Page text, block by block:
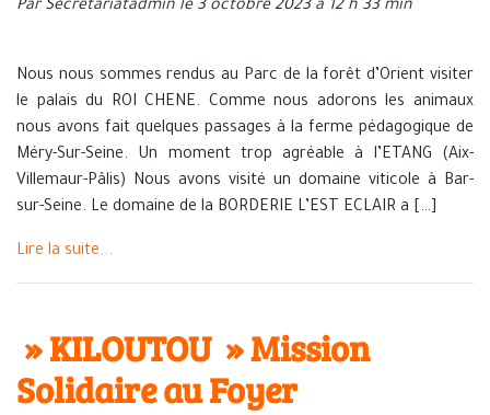
Par Secretariatadmin le 3 octobre 2023 à 12 h 33 min
Nous nous sommes rendus au Parc de la forêt d’Orient visiter
le palais du ROI CHENE. Comme nous adorons les animaux
nous avons fait quelques passages à la ferme pédagogique de
Méry-Sur-Seine. Un moment trop agréable à l’ETANG (Aix-
Villemaur-Pâlis) Nous avons visité un domaine viticole à Bar-
sur-Seine. Le domaine de la BORDERIE L’EST ECLAIR a […]
Lire la suite...
» KILOUTOU » Mission
Solidaire au Foyer